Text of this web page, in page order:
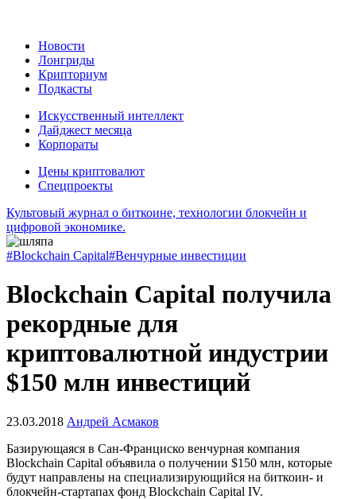
Новости
Лонгриды
Крипториум
Подкасты
Искусственный интеллект
Дайджест месяца
Корпораты
Цены криптовалют
Спецпроекты
Культовый журнал о биткоине, технологии блокчейн и
цифровой экономике.
#Blockchain Capital#Венчурные инвестиции
Blockchain Capital получила
рекордные для
криптовалютной индустрии
$150 млн инвестиций
23.03.2018 Андрей Асмаков
Базирующаяся в Сан-Франциско венчурная компания
Blockchain Capital объявила о получении $150 млн, которые
будут направлены на специализирующийся на биткоин- и
блокчейн-стартапах фонд Blockchain Capital IV.